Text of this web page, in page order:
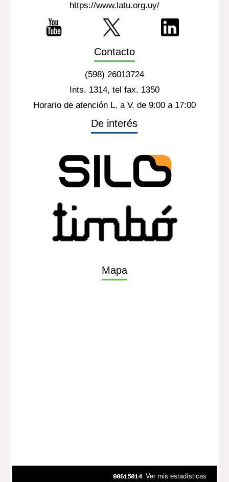
https://www.latu.org.uy/
Contacto
(598) 26013724
Ints. 1314, tel fax. 1350
Horario de atención L. a V. de 9:00 a 17:00
De interés
Mapa
Ver mis estadísticas